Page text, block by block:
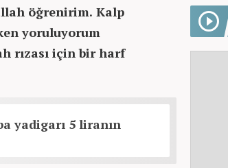
öğrenirim. Kalp
yoruluyorum
rızası için bir harf
yadigarı 5 liranın